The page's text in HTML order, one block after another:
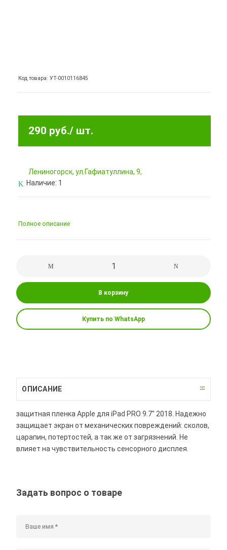
Код товара: УТ-0010116845
290 руб./ шт.
Лениногорск, ул.Гафиатуллина, 9,
Наличие: 1
Полное описание
В корзину
Купить по WhatsApp
ОПИСАНИЕ
защитная пленка Apple для iPad PRO 9.7" 2018. Надежно
защищает экран от механических повреждений: сколов,
царапин, потертостей, а так же от загрязнений. Не
влияет на чувствительность сенсорного дисплея.
Задать вопрос о товаре